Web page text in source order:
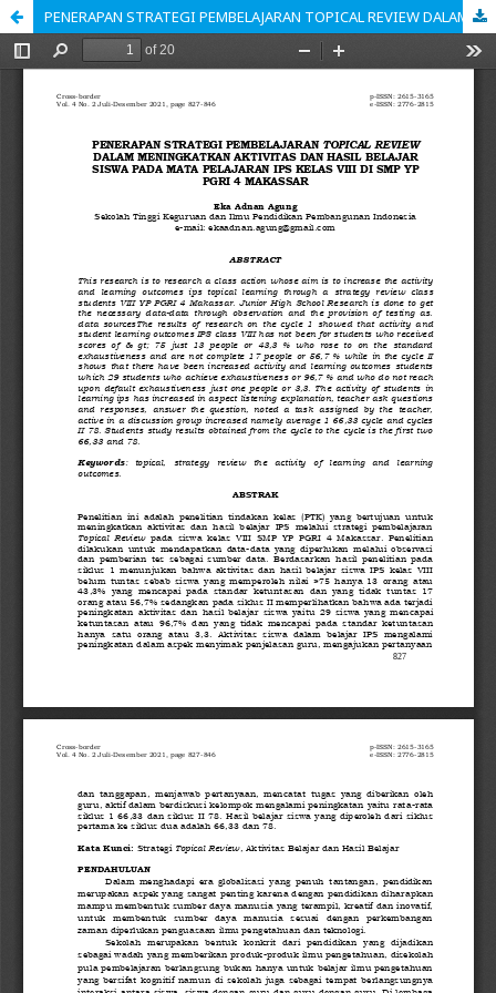
PENERAPAN STRATEGI PEMBELAJARAN TOPICAL REVIEW DALAM MENINGKATKAN AKTIVITAS DAN HASIL BELAJAR SISWA PADA MATA PELAJARAN IPS KELAS VIII DI SMP YP PGRI 4 MAKASSAR